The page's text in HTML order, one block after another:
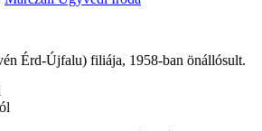
Érd-Újfalu) filiája, 1958-ban önállósult.